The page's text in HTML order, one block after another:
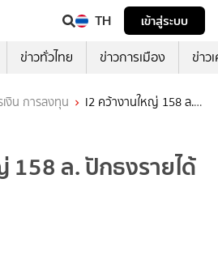
TH
เข้าสู่ระบบ
ข่าวทั่วไทย ข่าวการเมือง ข่าว
งิน การลงทุน
I2 คว้างานใหญ่ 158 ล.
158 ล. ปักธงรายได้